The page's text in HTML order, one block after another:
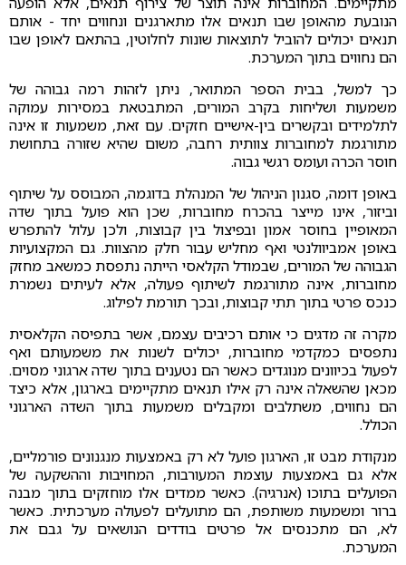
הנובעת מהאופן שבו תנאים אלו מתארגנים ונחווים יחד - אותם
תנאים יכולים להוביל לתוצאות שונות לחלוטין, בהתאם לאופן שבו
הם נחווים בתוך המערכת.
כך למשל, בבית הספר המתואר, ניתן לזהות רמה גבוהה של
משמעות ושליחות בקרב המורים, המתבטאת במסירות עמוקה
לתלמידים ובקשרים בין-אישיים חזקים. עם זאת, משמעות זו אינה
מתורגמת למחוברות צוותית רחבה, משום שהיא שזורה בתחושת
חוסר הכרה ועומס רגשי גבוה.
באופן דומה, סגנון הניהול של המנהלת בדוגמה, המבוסס על שיתוף
וביזור, אינו מייצר בהכרח מחוברות, שכן הוא פועל בתוך שדה
המאופיין בחוסר אמון ובפיצול בין קבוצות, ולכן עלול להתפרש
באופן אמביוולנטי ואף מחליש עבור חלק מהצוות. גם המקצועיות
הגבוהה של המורים, שבמודל הקלאסי הייתה נתפסת כמשאב מחזק
מחוברות, אינה מתורגמת לשיתוף פעולה, אלא לעיתים נשמרת
כנכס פרטי בתוך תתי קבוצות, ובכך תורמת לפילוג.
מקרה זה מדגים כי אותם רכיבים עצמם, אשר בתפיסה הקלאסית
נתפסים כמקדמי מחוברות, יכולים לשנות את משמעותם ואף
לפעול בכיוונים מנוגדים כאשר הם נטענים בתוך שדה ארגוני מסוים.
מכאן שהשאלה אינה רק אילו תנאים מתקיימים בארגון, אלא כיצד
הם נחווים, משתלבים ומקבלים משמעות בתוך השדה הארגוני
הכולל.
מנקודת מבט זו, הארגון פועל לא רק באמצעות מנגנונים פורמליים,
אלא גם באמצעות עוצמת המעורבות, המחויבות וההשקעה של
הפועלים בתוכו (אנרגיה). כאשר ממדים אלו מוחזקים בתוך מבנה
ברור ומשמעות משותפת, הם מתועלים לפעולה מערכתית. כאשר
לא, הם מתכנסים אל פרטים בודדים הנושאים על גבם את
המערכת.